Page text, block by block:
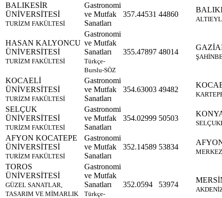
BALIKESİR
ÜNİVERSİTESİ
TURİZM FAKÜLTESİ
Gastronomi
ve Mutfak
Sanatları
357.44531 44860
HASAN KALYONCU
ÜNİVERSİTESİ
TURİZM FAKÜLTESİ
Gastronomi
ve Mutfak
Sanatları
Türkçe-
Burslu-SÖZ
355.47897 48014
KOCAELİ
ÜNİVERSİTESİ
TURİZM FAKÜLTESİ
Gastronomi
ve Mutfak
Sanatları
354.63003 49482
SELÇUK
ÜNİVERSİTESİ
TURİZM FAKÜLTESİ
Gastronomi
ve Mutfak
Sanatları
354.02999 50503
AFYON KOCATEPE
ÜNİVERSİTESİ
TURİZM FAKÜLTESİ
Gastronomi
ve Mutfak
Sanatları
352.14589 53834
MERKEZ
TOROS
ÜNİVERSİTESİ
GÜZEL SANATLAR,
TASARIM VE MİMARLIK
Gastronomi
ve Mutfak
Sanatları
Türkçe-
352.0594 53974